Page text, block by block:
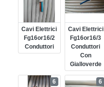
Cavi Elettrici
Fg16or16/2
Conduttori
Cavi Elettrici
Fg16or16/3
Conduttori
Con
Gialloverde
6 6